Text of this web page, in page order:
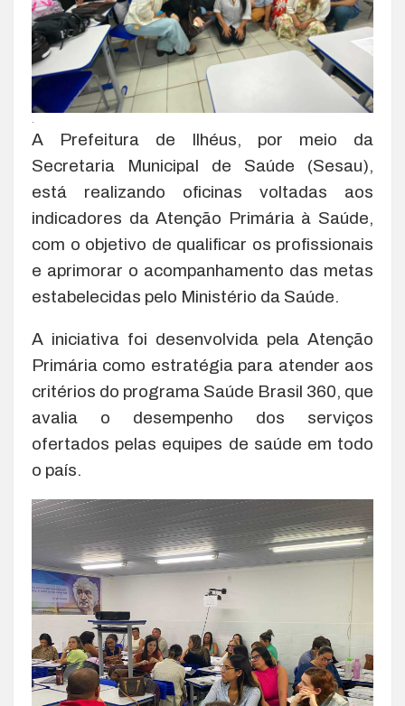
.
A Prefeitura de Ilhéus, por meio da
Secretaria Municipal de Saúde (Sesau),
está realizando oficinas voltadas aos
indicadores da Atenção Primária à Saúde,
com o objetivo de qualificar os profissionais
e aprimorar o acompanhamento das metas
estabelecidas pelo Ministério da Saúde.
A iniciativa foi desenvolvida pela Atenção
Primária como estratégia para atender aos
critérios do programa Saúde Brasil 360, que
avalia o desempenho dos serviços
ofertados pelas equipes de saúde em todo
o país.